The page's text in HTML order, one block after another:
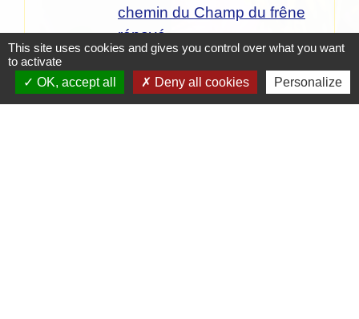
chemin du Champ du frêne
rénové
Le Progrès
This site uses cookies and gives you control over what you want
to activate
OK, accept all
Deny all cookies Personalize